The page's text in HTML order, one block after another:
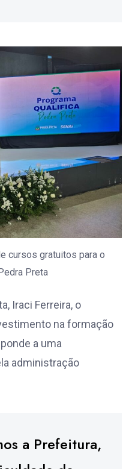
cursos gratuitos para o
Preta
Iraci Ferreira, o
na formação
a uma
administração
a Prefeitura,